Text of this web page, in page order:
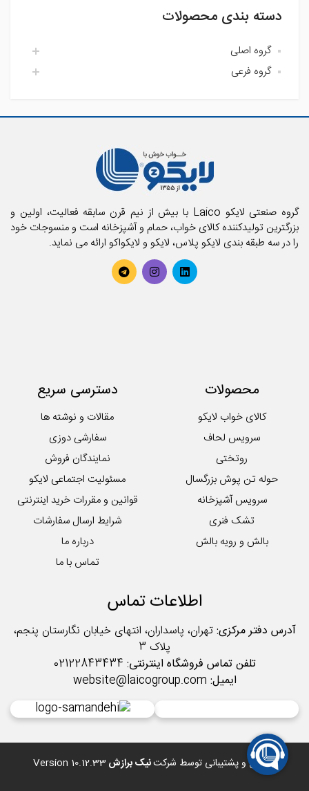
دسته بندی محصولات
گروه اصلی
اتاق خواب لایکو
حمام لایکو
گروه فرعی
بالش و رویه بالش
تشک فنری و محافظ تشک
تشک میهمان و سفری
حوله استخری
حوله تن پوش بزرگسال
حوله تن پوش کودک
کوسن
محصولات تکی آشپزخانه
گروه صنعتی لایکو Laico با بیش از نیم قرن سابقه فعالیت، اولین و
بزرگترین تولیدکننده کالای خواب، حمام و آشپزخانه است و منسوجات خود
را در سه طبقه بندی لایکو پلاس، لایکو و لایکواکو ارائه می نماید.
محصولات
کالای خواب لایکو
سرویس لحاف
روتختی
حوله تن پوش بزرگسال
سرویس آشپزخانه
تشک فنری
بالش و رویه بالش
دسترسی سریع
مقالات و نوشته ها
سفارشی دوزی
نمایندگان فروش
مسئولیت اجتماعی لایکو
قوانین و مقررات خرید اینترنتی
شرایط ارسال سفارشات
درباره ما
تماس با ما
اطلاعات تماس
آدرس دفتر مرکزی:تهران، پاسداران، انتهای خیابان نگارستان پنجم،
پلاک 3
تلفن تماس فروشگاه اینترنتی:
ایمیل: website@laicogroup.com
طراحی و پشتیبانی توسط شرکتنیک برازش Version 10.12.33